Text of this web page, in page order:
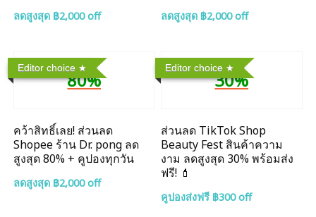
ลดสูงสุด ฿2,000 off ลดสูงสุด ฿2,000 off
Editor choice
80%
คว้าสิทธิ์เลย! ส่วนลด
Shopee ร้าน Dr. pong ลด
สูงสุด 80% + คูปองทุกวัน
ลดสูงสุด ฿2,000 off
Editor choice
30%
ส่วนลด TikTok Shop
Beauty Fest สินค้าความ
งาม ลดสูงสุด 30% พร้อมส่ง
ฟรี! 💄
คูปองส่งฟรี ฿300 off